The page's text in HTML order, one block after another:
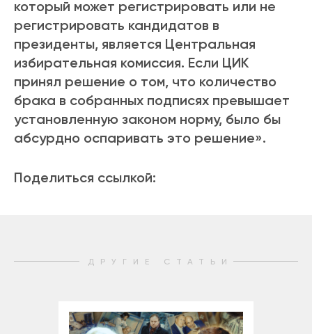
который может регистрировать или не
регистрировать кандидатов в
президенты, является Центральная
избирательная комиссия. Если ЦИК
принял решение о том, что количество
брака в собранных подписях превышает
установленную законом норму, было бы
абсурдно оспаривать это решение».
Поделиться ссылкой:
ДРУГИЕ СТАТЬИ